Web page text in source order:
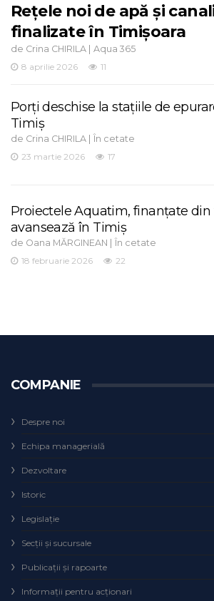
Rețele noi de apă și
finalizate în Timișoara
de Crina CHIRILA | Aqua 365
8 aprilie 2026
11
Porți deschise la stațiile de
Timiș
de Crina CHIRILA | În cetate
23 martie 2026
17
Proiectele Aquatim, finanțate din
avansează în Timiș
de Oana MĂRGINEAN | În cetate
18 februarie 2026
22
COMPANIE
Despre noi
Echipa managerială
Dezvoltare
Istoric
Legislaţie
Secţii şi sucursale
Publicații și rapoarte
Informații pentru acționari